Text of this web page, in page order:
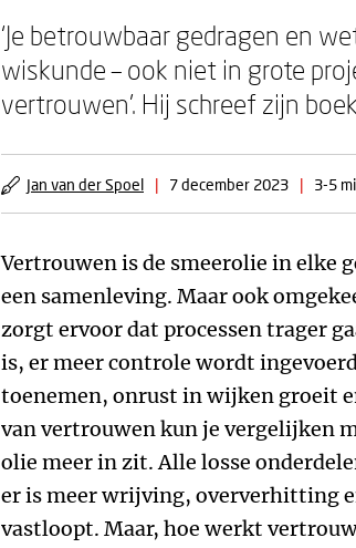
‘Je betrouwbaar gedragen en
wiskunde – ook niet in grote
vertrouwen’. Hij schreef zijn
Jan van der Spoel | 7 december 2023 | 3-5
Vertrouwen is de smeerolie in elke
een samenleving. Maar ook
zorgt ervoor dat processen trager
is, er meer controle wordt
toenemen, onrust in wijken groeit
van vertrouwen kun je vergelijken
olie meer in zit. Alle losse
er is meer wrijving, oververhitting
vastloopt. Maar, hoe werkt